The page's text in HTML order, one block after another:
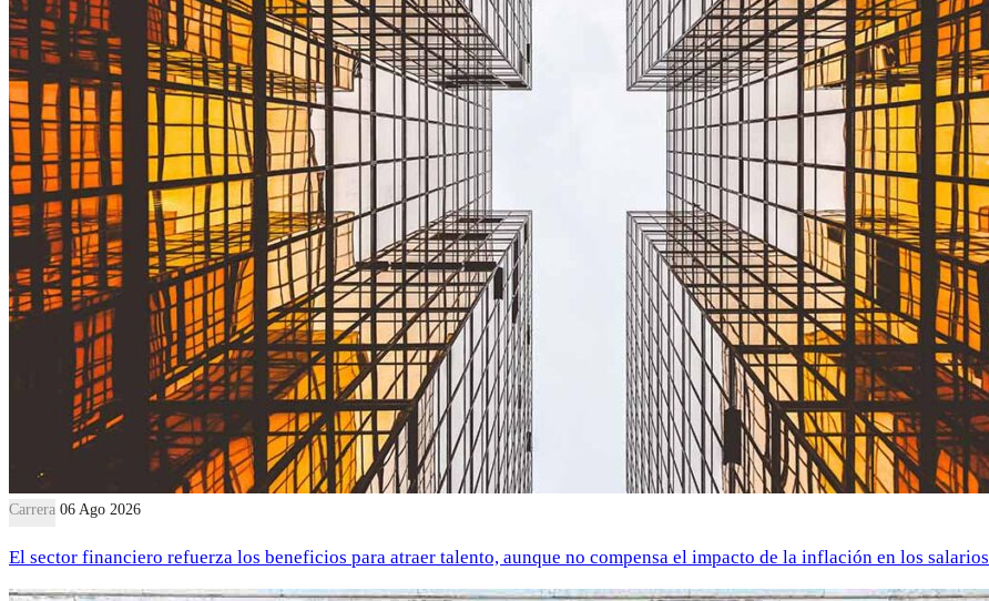
Carrera 06 Ago 2026
El sector financiero refuerza los beneficios para atraer talento, aunque no compensa el impacto de la inflación en los salarios